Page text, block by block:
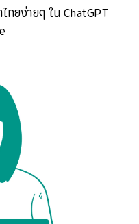
ยง่ายๆ ใน ChatGPT